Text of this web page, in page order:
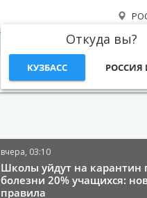
Откуда вы?
КУЗБАСС РОССИЯ
вчера, 03:10
Школы уйдут на карантин
болезни 20% учащихся:
правила